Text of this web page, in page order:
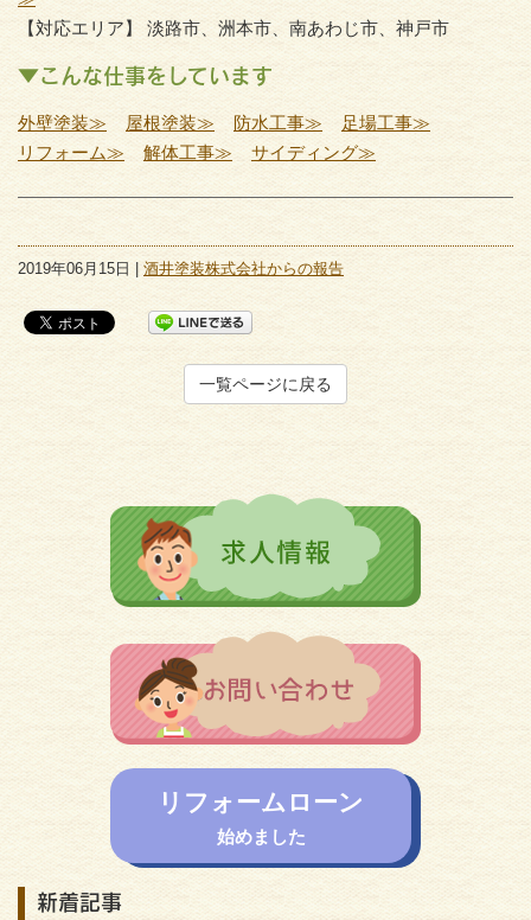
【対応エリア】 淡路市、洲本市、南あわじ市、神戸市
▼こんな仕事をしています
外壁塗装≫ 屋根塗装≫ 防水工事≫
足場工事≫
リフォーム≫
解体工事≫ サイディング≫
2019年06月15日 | 酒井塗装株式会社からの報告
一覧ページに戻る
リフォームローン
始めました
新着記事